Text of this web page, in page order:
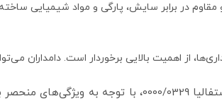
و مقاوم در برابر سایش، پارگی و مواد شیمیایی
از اهمیت بالایی برخوردار است. دامداران
در نهایت، لاینر کوتاه اسپاجاری ایتالیا طرح